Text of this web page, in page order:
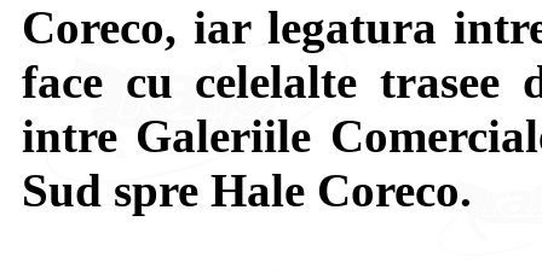
Coreco, iar legatura
face cu celelalte trasee
intre Galeriile
Sud spre Hale Coreco.